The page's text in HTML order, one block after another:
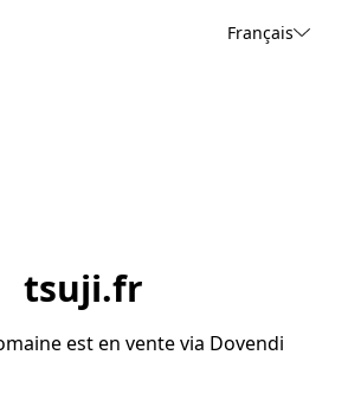
Français
tsuji.fr
est en vente via Dovendi